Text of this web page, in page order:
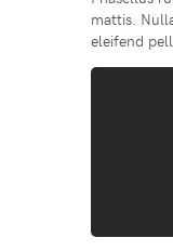
mattis.
eleifend